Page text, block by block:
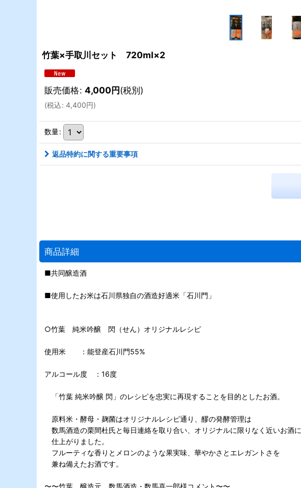
竹葉×手取川セット 720ml×2
販売価格: 4,000円(税別)
(税込: 4,400円)
数量:
返品特約に関する重要事項
商品詳細
■共同醸造酒
■使用したお米は石川県独自の酒造好適米「石川門」
○竹葉 純米吟醸 閃（せん）オリジナルレシピ
使用米 ：能登産石川門55%
アルコール度 ：16度
「竹葉 純米吟醸 閃」のレシピを忠実に再現することを目的としたお酒。
原料米・酵母・麹菌はオリジナルレシピ通り、醪の発酵管理は
数馬酒造の栗間杜氏と毎日連絡を取り合い、オリジナルに限りなく近いお酒に
仕上がりました。
フルーティな香りとメロンのような果実味、華やかさとエレガントさを
兼ね備えたお酒です。